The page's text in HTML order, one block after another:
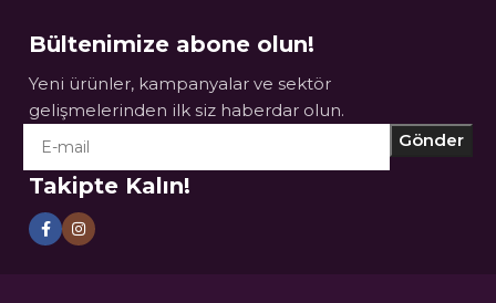
Bültenimize abone olun!
Yeni ürünler, kampanyalar ve sektör
gelişmelerinden ilk siz haberdar olun.
Takipte Kalın!